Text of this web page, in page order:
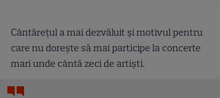
Cântărețul a mai dezvăluit și motivul pentru
care nu dorește să mai participe la concerte
mari unde cântă zeci de artiști.